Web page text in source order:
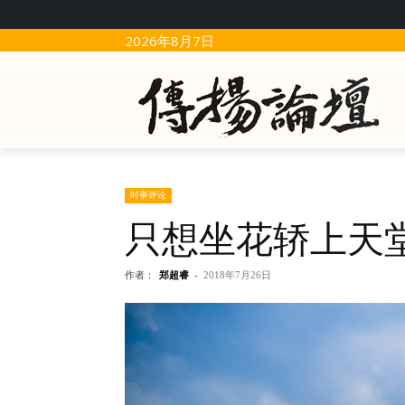
2026年8月7日
时事评论
只想坐花轿上天
作者： 郑超睿 - 2018年7月26日